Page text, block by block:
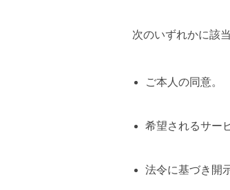
次のいずれかに該
ご本人の同意。
希望されるサー
法令に基づき開